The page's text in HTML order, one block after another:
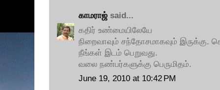
காமராஜ் said...
கதிர் உண்மையிலேயே
நிறைவாவும் சந்தோசமாகவும் இருக்கு.
நீங்கள் இடம் பெறுவது.
வலை நண்பர்களுக்கு பெருமிதம்.
June 19, 2010 at 10:42 PM